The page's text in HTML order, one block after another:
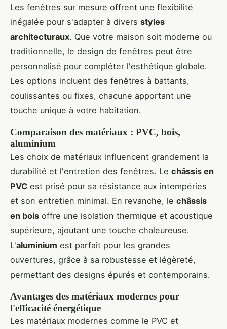
Les fenêtres sur mesure offrent une flexibilité
inégalée pour s'adapter à divers styles
architecturaux. Que votre maison soit moderne ou
traditionnelle, le design de fenêtres peut être
personnalisé pour compléter l'esthétique globale.
Les options incluent des fenêtres à battants,
coulissantes ou fixes, chacune apportant une
touche unique à votre habitation.
Comparaison des matériaux : PVC, bois,
aluminium
Les choix de matériaux influencent grandement la
durabilité et l'entretien des fenêtres. Le châssis en
PVC est prisé pour sa résistance aux intempéries
et son entretien minimal. En revanche, le châssis
en bois offre une isolation thermique et acoustique
supérieure, ajoutant une touche chaleureuse.
L'aluminium est parfait pour les grandes
ouvertures, grâce à sa robustesse et légèreté,
permettant des designs épurés et contemporains.
Avantages des matériaux modernes pour
l'efficacité énergétique
Les matériaux modernes comme le PVC et